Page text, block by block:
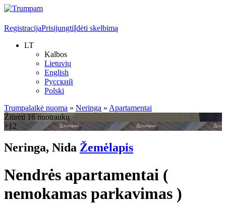
RegistracijaPrisijungtiĮdėti skelbimą
LT
Kalbos
Lietuvių
English
Русский
Polski
Trumpalaikė nuoma » Neringa » Apartamentai
Žiūrėti 16 nuotraukų
+12
Neringa, Nida Žemėlapis
Nendrės apartamentai (
nemokamas parkavimas )